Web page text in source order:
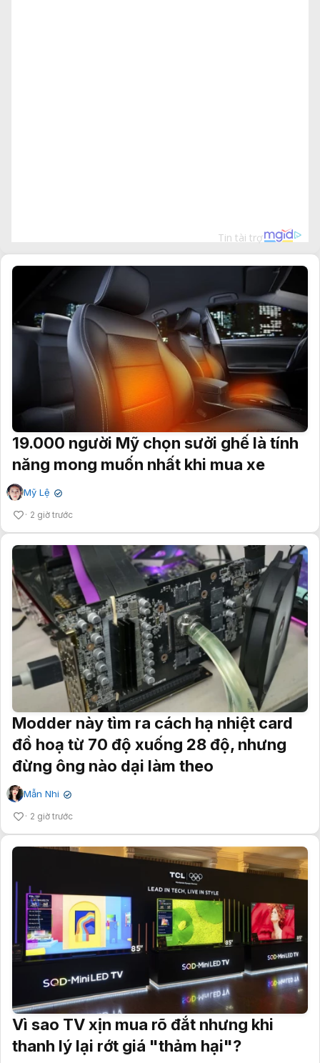
19.000 người Mỹ chọn sưởi ghế là tính
năng mong muốn nhất khi mua xe
Mỹ Lệ ✔
2 giờ trước
Modder này tìm ra cách hạ nhiệt card
đồ hoạ từ 70 độ xuống 28 độ, nhưng
đừng ông nào dại làm theo
Mẫn Nhi ✔
2 giờ trước
Vì sao TV xịn mua rõ đắt nhưng khi
thanh lý lại rớt giá "thảm hại"?